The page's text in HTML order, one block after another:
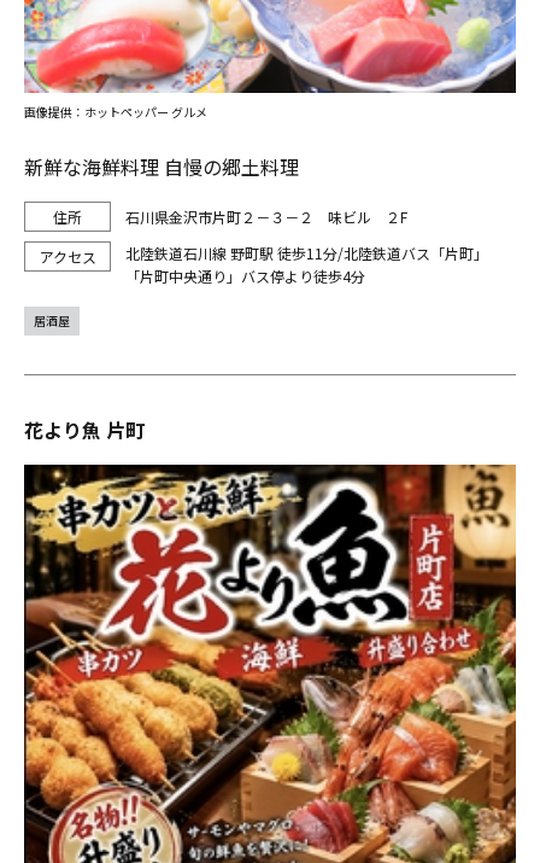
新鮮な海鮮料理 自慢の郷土料理
石川県金沢市片町２－３－２ 味ビル ２F
北陸鉄道石川線 野町駅 徒歩11分/北陸鉄道バス「片町」
「片町中央通り」バス停より徒歩4分
画像提供：ホットペッパー グルメ
居酒屋
花より魚 片町